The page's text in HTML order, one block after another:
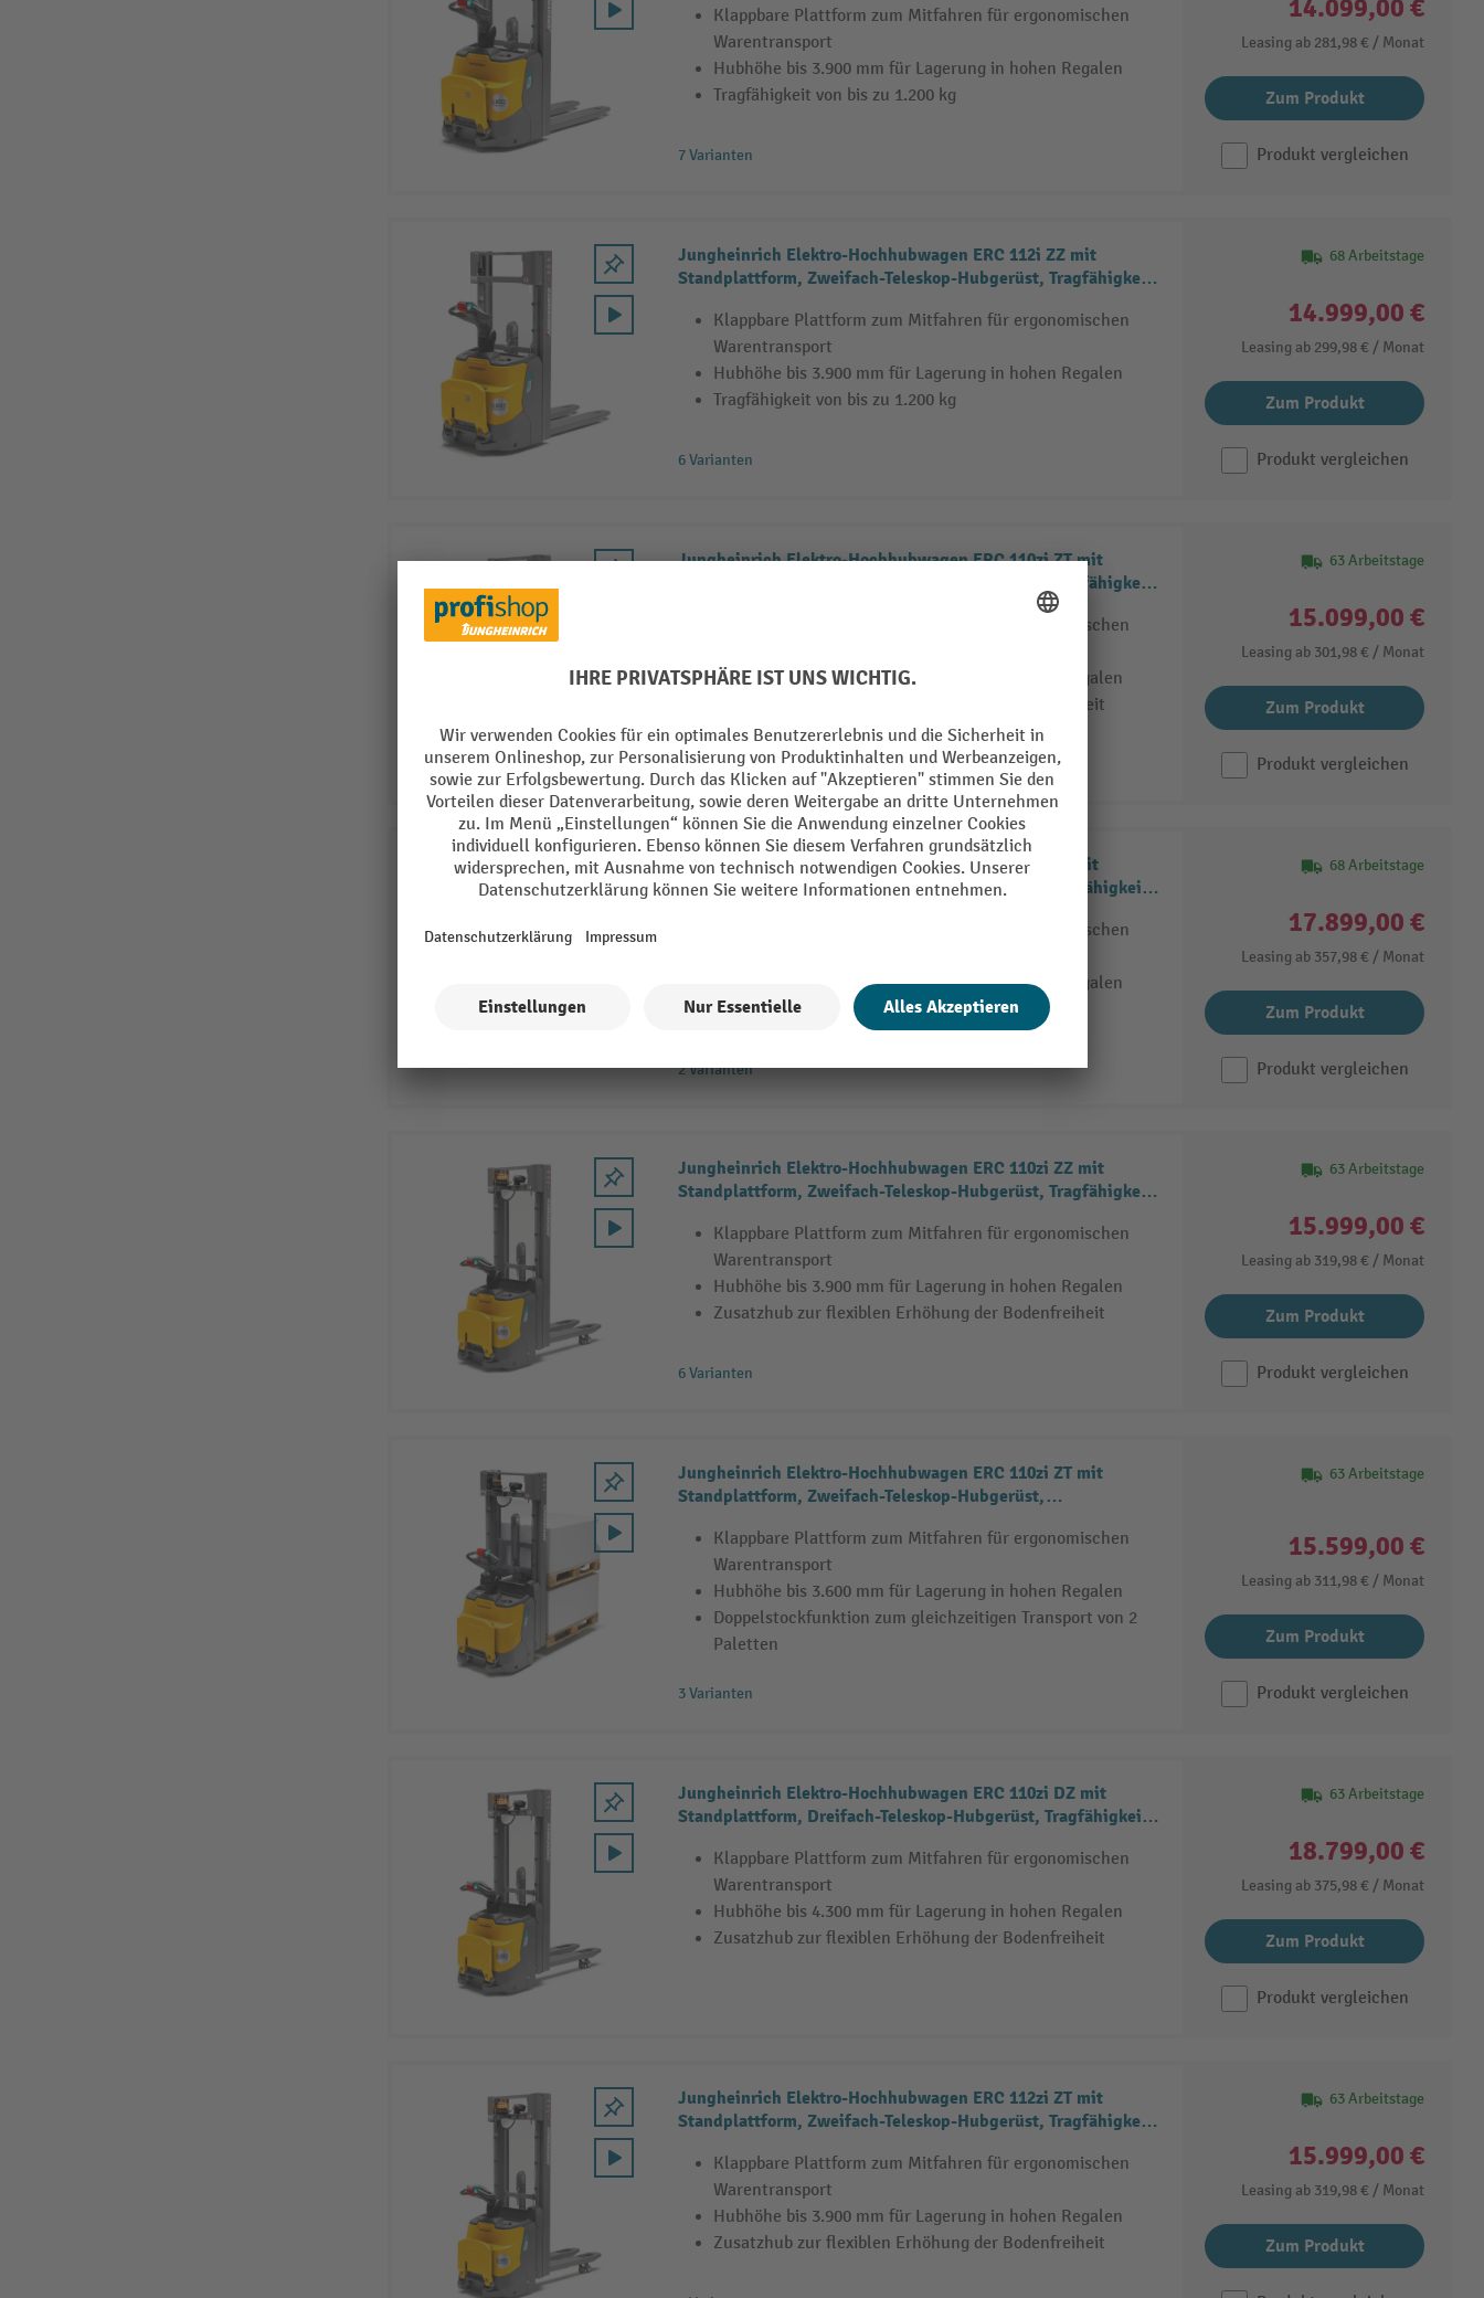
Klappbare Plattform zum Mitfahren für ergonomischen
Warentransport
Hubhöhe bis 3.900 mm für Lagerung in hohen Regalen
Tragfähigkeit von bis zu 1.200 kg
7 Varianten
14.099,00 €
Leasing ab 281,98 € / Monat
Zum Produkt
Produkt vergleichen
Jungheinrich Elektro-Hochhubwagen ERC 112i ZZ mit
Standplattform, Zweifach-Teleskop-Hubgerüst, Tragfähigkeit
Klappbare Plattform zum Mitfahren für ergonomischen
Warentransport
Hubhöhe bis 3.900 mm für Lagerung in hohen Regalen
Tragfähigkeit von bis zu 1.200 kg
6 Varianten
68 Arbeitstage
14.999,00 €
Leasing ab 299,98 € / Monat
Zum Produkt
Produkt vergleichen
Jungheinrich Elektro-Hochhubwagen ERC 110zi ZT mit
Standplattform, Zweifach-Teleskop-Hubgerüst, Tragfähigkeit
Klappbare Plattform zum Mitfahren für ergonomischen
Hubhöhe bis 3.900 mm für Lagerung in hohen Regalen
Zusatzhub zur flexiblen Erhöhung der Bodenfreiheit
7 Varianten
63 Arbeitstage
15.099,00 €
Leasing ab 301,98 € / Monat
Zum Produkt
Produkt vergleichen
Jungheinrich Elektro-Hochhubwagen ERC 112i DZ mit
Standplattform, Dreifach-Teleskop-Hubgerüst, Tragfähigkeit
Klappbare Plattform zum Mitfahren für ergonomischen
Hubhöhe bis 4.300 mm für Lagerung in hohen Regalen
Tragfähigkeit von bis zu 1.200 kg
2 Varianten
68 Arbeitstage
17.899,00 €
Leasing ab 357,98 € / Monat
Zum Produkt
Produkt vergleichen
Jungheinrich Elektro-Hochhubwagen ERC 110zi ZZ mit
Standplattform, Zweifach-Teleskop-Hubgerüst, Tragfähigkeit
Klappbare Plattform zum Mitfahren für ergonomischen
Warentransport
Hubhöhe bis 3.900 mm für Lagerung in hohen Regalen
Zusatzhub zur flexiblen Erhöhung der Bodenfreiheit
6 Varianten
63 Arbeitstage
15.999,00 €
Leasing ab 319,98 € / Monat
Zum Produkt
Produkt vergleichen
Jungheinrich Elektro-Hochhubwagen ERC 110zi ZT mit
Standplattform, Zweifach-Teleskop-Hubgerüst,
Klappbare Plattform zum Mitfahren für ergonomischen
Warentransport
Hubhöhe bis 3.600 mm für Lagerung in hohen Regalen
Doppelstockfunktion zum gleichzeitigen Transport von 2
Paletten
3 Varianten
63 Arbeitstage
15.599,00 €
Leasing ab 311,98 € / Monat
Zum Produkt
Produkt vergleichen
Jungheinrich Elektro-Hochhubwagen ERC 110zi DZ mit
Standplattform, Dreifach-Teleskop-Hubgerüst, Tragfähigkeit
Klappbare Plattform zum Mitfahren für ergonomischen
Warentransport
Hubhöhe bis 4.300 mm für Lagerung in hohen Regalen
Zusatzhub zur flexiblen Erhöhung der Bodenfreiheit
63 Arbeitstage
18.799,00 €
Leasing ab 375,98 € / Monat
Zum Produkt
Produkt vergleichen
Jungheinrich Elektro-Hochhubwagen ERC 112zi ZT mit
Standplattform, Zweifach-Teleskop-Hubgerüst, Tragfähigkeit
Klappbare Plattform zum Mitfahren für ergonomischen
Warentransport
Hubhöhe bis 3.900 mm für Lagerung in hohen Regalen
Zusatzhub zur flexiblen Erhöhung der Bodenfreiheit
63 Arbeitstage
15.999,00 €
Leasing ab 319,98 € / Monat
Zum Produkt